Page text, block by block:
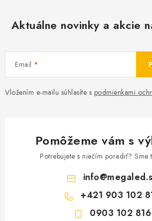
Aktuálne novinky a akcie
Email
Vložením e-mailu súhlasíte s podmienkami
Pomôžeme vám s
Potrebujete s niečím poradiť? Sme
info@
+421 903 102
0903 102 816